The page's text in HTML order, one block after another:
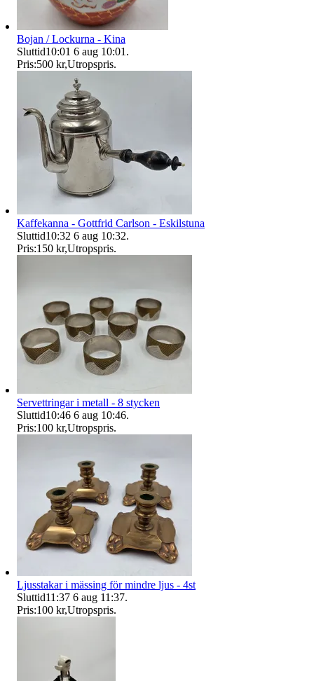
Bojan / Lockurna - Kina
Sluttid10:01 6 aug 10:01 .
Pris:500 kr,Utropspris.
Kaffekanna - Gottfrid Carlson - Eskilstuna
Sluttid10:32 6 aug 10:32.
Pris:150 kr,Utropspris.
Servettringar i metall - 8 stycken
Sluttid10:46 6 aug 10:46.
Pris:100 kr,Utropspris.
Ljusstakar i mässing för mindre ljus - 4st
Sluttid11:37 6 aug 11:37.
Pris:100 kr,Utropspris.